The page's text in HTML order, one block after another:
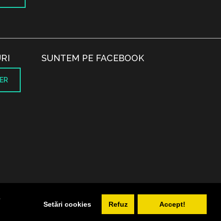
Setări cookies Refuz Accept!
SUNTEM PE FACEBOOK